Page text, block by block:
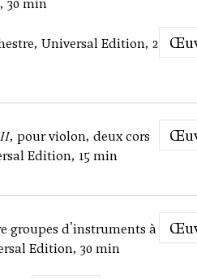
30 min
Universal Edition, 2
, pour violon, deux cors
Edition, 15 min
groupes d'instruments à
Edition, 30 min